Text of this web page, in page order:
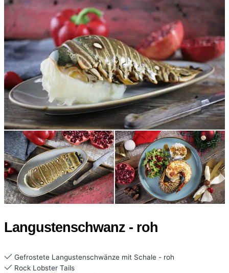
Langustenschwanz - roh
Gefrostete Langustenschwänze mit Schale - roh
Rock Lobster Tails